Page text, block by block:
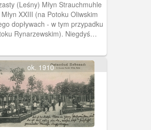
(Leśny) Młyn Strauchmuhle
XXIII (na Potoku Oliwskim
dopływach - w tym przypadku
Rynarzewskim). Niegdyś
Dom Kuracyjny dla osób
na schorzenia dróg
- z uwagi na mikroklimat
Młyn przystosowano do
prądu. Po II wojnie światowej
pewien czas mieścił się w
Domu Kuracyjnym internat
ok. 1910